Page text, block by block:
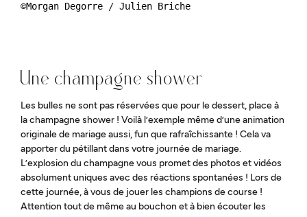
©Morgan Degorre / Julien Briche
Une champagne shower
Les bulles ne sont pas réservées que pour le dessert, place à
la champagne shower ! Voilà l’exemple même d’une animation
originale de mariage aussi, fun que rafraîchissante ! Cela va
apporter du pétillant dans votre journée de mariage.
L’explosion du champagne vous promet des photos et vidéos
absolument uniques avec des réactions spontanées ! Lors de
cette journée, à vous de jouer les champions de course !
Attention tout de même au bouchon et à bien écouter les